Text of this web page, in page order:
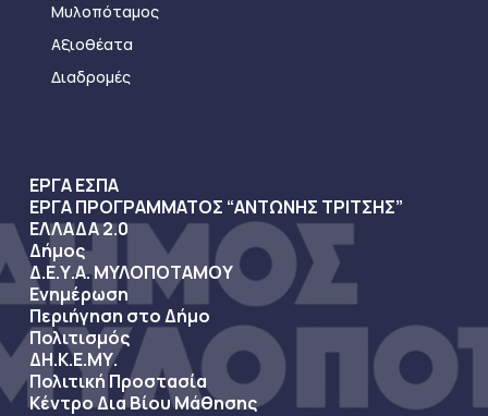
Μυλοπόταμος
Αξιοθέατα
Διαδρομές
ΕΡΓΑ ΕΣΠΑ
ΕΡΓΑ ΠΡΟΓΡΑΜΜΑΤΟΣ “ΑΝΤΩΝΗΣ ΤΡΙΤΣΗΣ”
ΕΛΛΑΔΑ 2.0
Δήμος
Δ.Ε.Υ.Α. ΜΥΛΟΠΟΤΑΜΟΥ
Ενημέρωση
Περιήγηση στο Δήμο
Πολιτισμός
ΔΗ.Κ.Ε.ΜΥ.
Πολιτική Προστασία
Κέντρο Δια Βίου Μάθησης